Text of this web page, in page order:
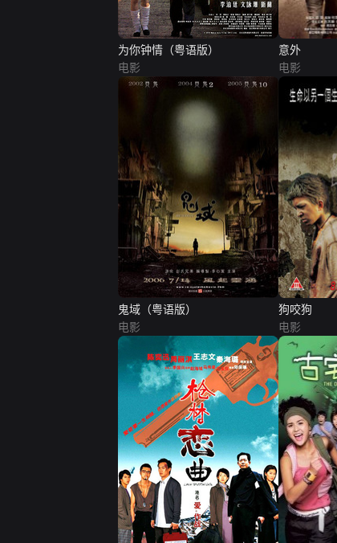
为你钟情（粤语版）
电影
意外
电影
鬼域（粤语版）
电影
狗咬狗
电影